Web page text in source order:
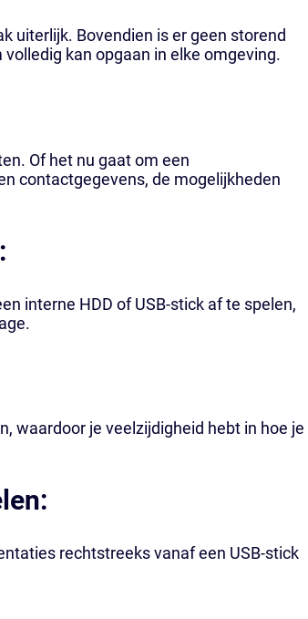
uiterlijk. Bovendien is er geen storend
kan opgaan in elke omgeving.
Of het nu gaat om een
contactgegevens, de mogelijkheden
interne HDD of USB-stick af te spelen,
waardoor je veelzijdigheid hebt in hoe je
rechtstreeks vanaf een USB-stick